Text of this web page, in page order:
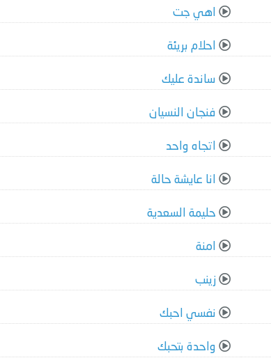
اهي جت
احلام بريئة
ساندة عليك
فنجان النسيان
اتجاه واحد
انا عايشة حالة
حليمة السعدية
امنة
زينب
نفسي احبك
واحدة بتحبك